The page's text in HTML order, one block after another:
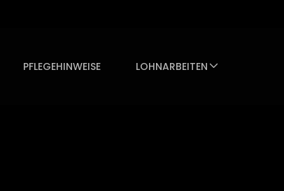
PFLEGEHINWEISE LOHNARBEITEN